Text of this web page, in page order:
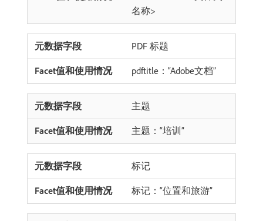
名称>
PDF 标题
pdftitle：“Adobe文档”
主题
主题：“培训”
标记
标记：“位置和旅游”